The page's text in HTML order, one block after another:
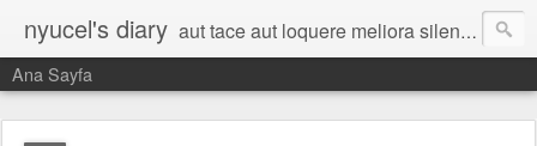
nyucel's diary aut tace aut loquere meliora silentio
Ana Sayfa